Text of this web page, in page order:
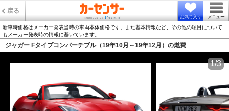
戻る
お気に入り メニュー
新車時価格はメーカー発表当時の車両本体価格です。また基本情報など、その他の項目について
もメーカー発表時の情報に基いています。
ジャガー Fタイプコンバーチブル（19年10月～19年12月）の燃費
1/3